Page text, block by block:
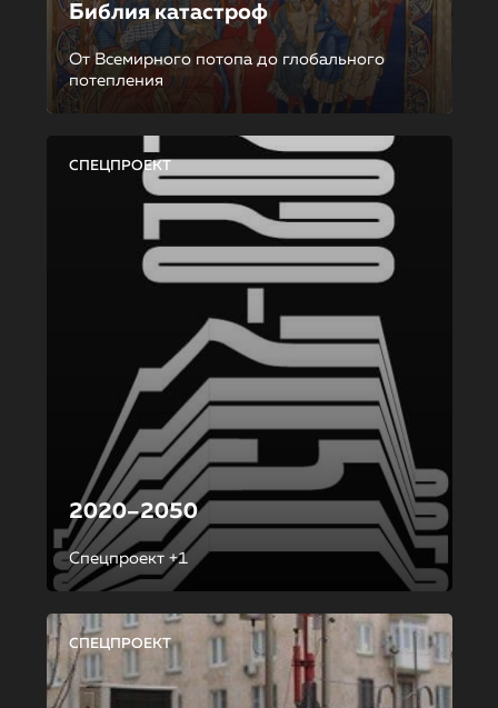
Библия катастроф
От Всемирного потопа до глобального
потепления
СПЕЦПРОЕКТ
2020–2050
Спецпроект +1
СПЕЦПРОЕКТ